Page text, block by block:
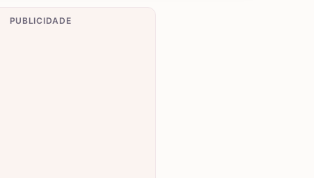
PUBLICIDADE